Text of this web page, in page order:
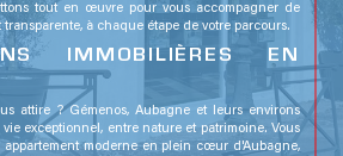
tout en œuvre pour vous accompagner de
à chaque étape de votre parcours.
IMMOBILIÈRES EN
attire ? Gémenos, Aubagne et leurs environs
exceptionnel, entre nature et patrimoine. Vous
moderne en plein cœur d'Aubagne,